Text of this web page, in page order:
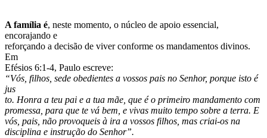
A família é, neste momento, o núcleo de apoio essencial,
encorajando e
reforçando a decisão de viver conforme os mandamentos divinos.
Em
Efésios 6:1-4, Paulo escreve:
“Vós, filhos, sede obedientes a vossos pais no Senhor, porque isto é
jus
to. Honra a teu pai e a tua mãe, que é o primeiro mandamento com
promessa, para que te vá bem, e vivas muito tempo sobre a terra. E
vós, pais, não provoqueis à ira a vossos filhos, mas criai-os na
disciplina e instrução do Senhor”.